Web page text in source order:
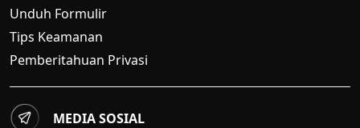
Unduh Formulir
Tips Keamanan
Pemberitahuan Privasi
MEDIA SOSIAL